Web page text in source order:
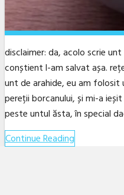
disclaimer: da, acolo scrie
conștient l-am salvat așa.
unt de arahide, eu am folosit
pereții borcanului, și mi-a
peste untul ăsta, în special
Continue Reading